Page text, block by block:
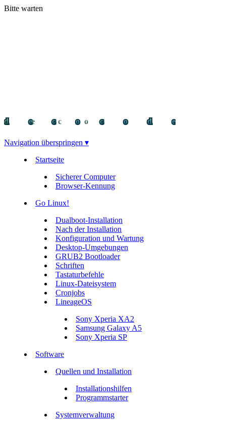
Bitte warten
decocode
decocode
deco
Navigation überspringen ▾
Startseite
Sicherer Computer
Browser-Kennung
Go Linux!
Dualboot-Installation
Nach der Installation
Konfiguration und Wartung
Desktop-Umgebungen
GRUB2 Bootloader
Schriften
Tastaturbefehle
Linux-Dateisystem
Cronjobs
LineageOS
Sony Xperia XA2
Samsung Galaxy A5
Sony Xperia SP
Software
Quellen und Installation
Installationshilfen
Programmstarter
Systemverwaltung